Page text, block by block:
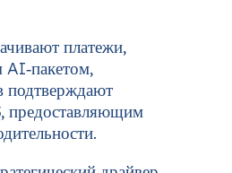
платежи,
подтверждают
, предоставляющим